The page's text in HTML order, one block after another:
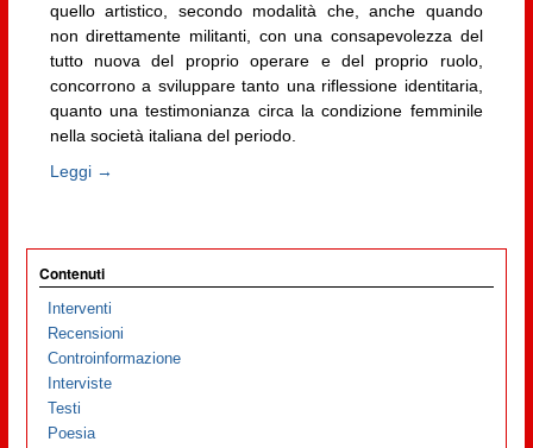
quello artistico, secondo modalità che, anche quando
non direttamente militanti, con una consapevolezza del
tutto nuova del proprio operare e del proprio ruolo,
concorrono a sviluppare tanto una riflessione identitaria,
quanto una testimonianza circa la condizione femminile
nella società italiana del periodo.
Leggi →
Contenuti
Interventi
Recensioni
Controinformazione
Interviste
Testi
Poesia